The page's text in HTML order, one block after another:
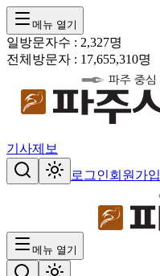
메뉴 열기
일방문자수 : 2,327명
전체방문자 : 17,655,310명
기사제보
로그인회원가입
메뉴 열기